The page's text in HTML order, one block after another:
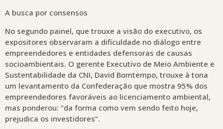
A busca por consensos
No segundo painel, que trouxe a visão do executivo, os
expositores observaram a dificuldade no diálogo entre
empreendedores e entidades defensoras de causas
socioambientais. O gerente Executivo de Meio Ambiente e
Sustentabilidade da CNI, David Bomtempo, trouxe à tona
um levantamento da Confederação que mostra 95% dos
empreendedores favoráveis ao licenciamento ambiental,
mas ponderou: “da forma como vem sendo feito hoje,
prejudica os investidores”.